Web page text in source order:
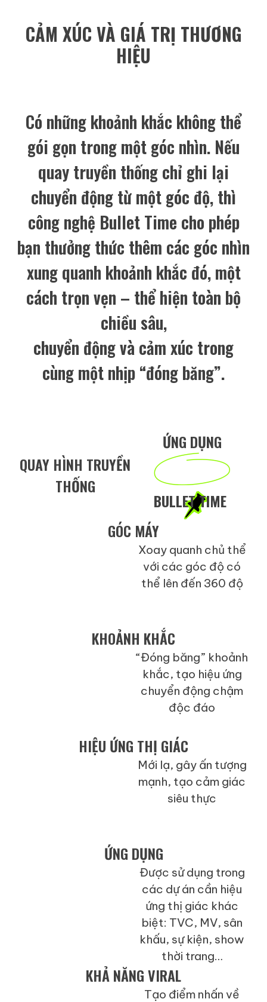
CẢM XÚC VÀ GIÁ TRỊ THƯƠNG
HIỆU
Có những khoảnh khắc không thể
gói gọn trong một góc nhìn. Nếu
quay truyền thống chỉ ghi lại
chuyển động từ một góc độ, thì
công nghệ Bullet Time cho phép
bạn thưởng thức thêm các góc nhìn
xung quanh khoảnh khắc đó, một
cách trọn vẹn – thể hiện toàn bộ
chiều sâu,
chuyển động và cảm xúc trong
cùng một nhịp “đóng băng”.
QUAY HÌNH TRUYỀN
THỐNG
ỨNG DỤNG
BULLET TIME
GÓC MÁY
Xoay quanh chủ thể
với các góc độ có
thể lên đến 360 độ
KHOẢNH KHẮC
“Đóng băng” khoảnh
khắc, tạo hiệu ứng
chuyển động chậm
độc đáo
HIỆU ỨNG THỊ GIÁC
Mới lạ, gây ấn tượng
mạnh, tạo cảm giác
siêu thực
ỨNG DỤNG
Được sử dụng trong
các dự án cần hiệu
ứng thị giác khác
biệt: TVC, MV, sân
khấu, sự kiện, show
thời trang…
KHẢ NĂNG VIRAL
Tạo điểm nhấn về